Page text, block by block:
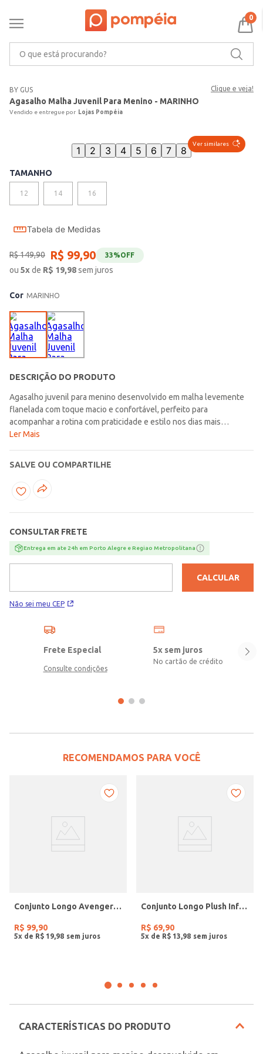
0
BY GUS Clique e veja!
Agasalho Malha Juvenil Para Menino - MARINHO
Lojas Pompéia
Ver similares
1 2 3 4 5 6 7 8
TAMANHO
12 14 16
Tabela de Medidas
R$149,90 R$ 99,90 33%OFF
ou 5xde R$ 19,98sem juros
Cor MARINHO
DESCRIÇÃO DO PRODUTO
Agasalho juvenil para menino desenvolvido em malha levemente
flanelada com toque macio e confortável, perfeito para
acompanhar a rotina com praticidade e estilo nos dias mais
fresquinhos. A jaqueta possui gola alta, mangas longas com punho,
elástico, modelagem jogger, bolsos frontais funcionais e
acabamento em punho na barra, proporcionando liberdade de
movimentos e praticidade para diferentes momentos do dia a dia.
levemente flanelada\nComposição: 100% poliéster
Ler Mais
SALVE OU COMPARTILHE
CONSULTAR FRETE
Entrega em ate 24h em Porto Alegre e Regiao Metropolitana
Não sei meu CEP
CALCULAR
Frete Especial
Consulte condições
5x sem juros
No cartão de crédito
RECOMENDAMOS PARA VOCÊ
Conjunto Longo Avengers Infantil Para Menino - BEGE
R$ 99,90
5x de R$ 19 98
Conjunto Longo Plush Infantil Para Menino- MARINHO
R$ 69,90
5x de R$ 13 98
CARACTERÍSTICAS DO PRODUTO